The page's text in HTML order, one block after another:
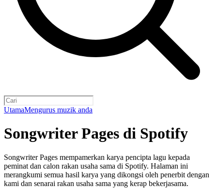
UtamaMengurus muzik anda
Songwriter Pages di Spotify
Songwriter Pages mempamerkan karya pencipta lagu kepada
peminat dan calon rakan usaha sama di Spotify. Halaman ini
merangkumi semua hasil karya yang dikongsi oleh penerbit dengan
kami dan senarai rakan usaha sama yang kerap bekerjasama.